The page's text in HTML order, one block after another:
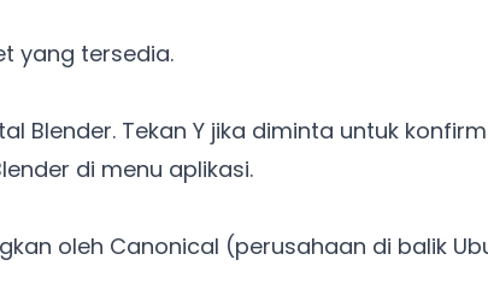
yang tersedia.
Blender. Tekan Y jika diminta untuk
di menu aplikasi.
oleh Canonical (perusahaan di balik